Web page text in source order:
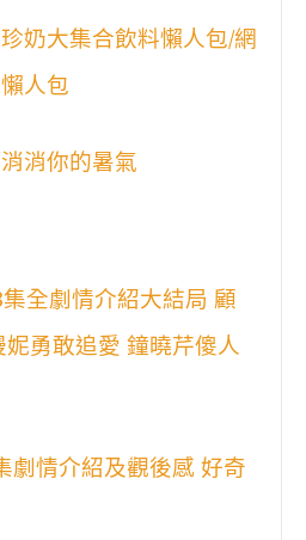
奶大集合飲料懶人包/網
人包
消你的暑氣
全劇情介紹大結局 顧
勇敢追愛 鐘曉芹傻人
劇情介紹及觀後感 好奇